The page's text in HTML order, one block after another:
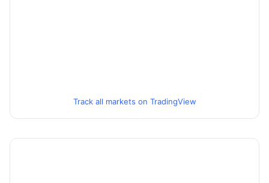
Track all markets on TradingView